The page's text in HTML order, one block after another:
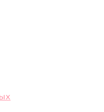
а также трендах,
стиле, отдыхе и